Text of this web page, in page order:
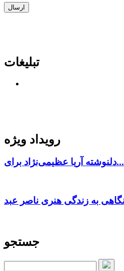
تبلیغات
رویداد ویژه
دلنوشته آریا عظیمی‌نژاد برای...
جستجو